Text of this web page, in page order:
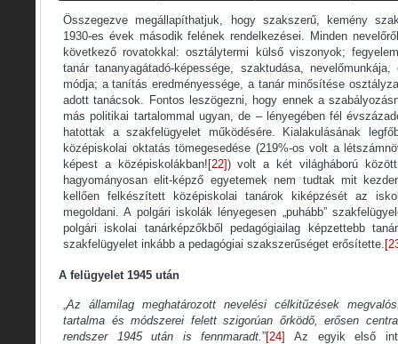
Összegezve megállapíthatjuk, hogy szakszerű, kemény
1930-es évek második felének rendelkezései. Minden
következő rovatokkal: osztálytermi külső viszonyok;
tanár tananyagátadó-képessége, szaktudása,
módja; a tanítás eredményessége, a tanár minősítése
adott tanácsok. Fontos leszögezni, hogy ennek a
más politikai tartalommal ugyan, de – lényegében fél
hatottak a szakfelügyelet működésére. Kialakulásának
középiskolai oktatás tömegesedése (219%-os volt a
képest a középiskolákban! [22]) volt a két világháború
hagyományosan elit-képző egyetemek nem tudtak mit
kellően felkészített középiskolai tanárok kiképzését az
megoldani. A polgári iskolák lényegesen „puhább”
polgári iskolai tanárképzőkből pedagógiailag képzettebb
szakfelügyelet inkább a pedagógiai szakszerűséget erősítette.
A felügyelet 1945 után
Az államilag meghatározott nevelési célkitűzések
tartalma és módszerei felett szigorúan őrködő, erősen
rendszer 1945 után is fennmaradt.”[24]
Az egyik első